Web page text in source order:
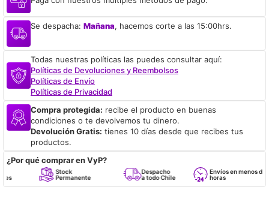
Se despacha: Mañana, hacemos corte a las 15:00hrs.
Todas nuestras políticas las puedes consultar aquí:
Políticas de Devoluciones y Reembolsos
Políticas de Envío
Políticas de Privacidad
Compra protegida: recibe el producto en buenas
condiciones o te devolvemos tu dinero.
Devolución Gratis: tienes 10 días desde que recibes tus
productos.
¿Por qué comprar en VyP?
Stock
Permanente
Despacho
a todo Chile
Envíos en menos de 24
horas